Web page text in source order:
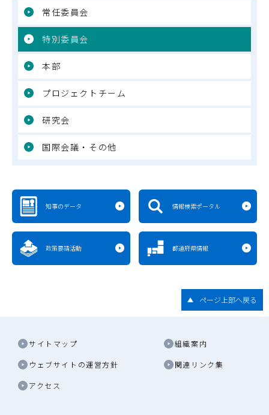
常任委員会
特別委員会
本部
プロジェクトチーム
研究会
国際会議・その他
知事のデータ 情報検索ポータル
政策要請活動 都道府県情報
ページ上部へ戻る
サイトマップ 組織案内
ウェブサイトの運営方針 関連リンク集
アクセス